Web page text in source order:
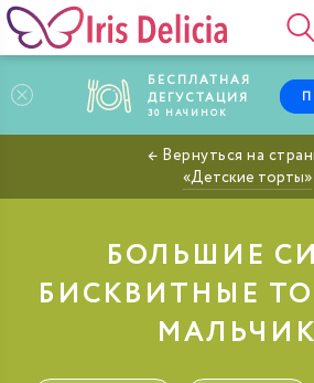
БЕСПЛАТНАЯ
ДЕГУСТАЦИЯ
30 НАЧИНОК
Детские торты
БОЛЬШИЕ
БИСКВИТНЫЕ